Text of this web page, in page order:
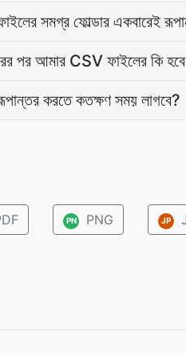
সমগ্র ফোল্ডার একবারেই
পর আমার CSV ফাইলের কি
করতে কতক্ষণ সময় লাগবে?
PN PNG JP